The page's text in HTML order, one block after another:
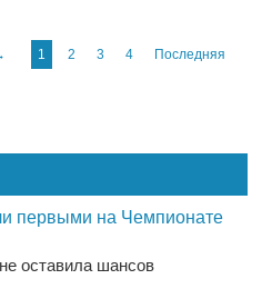
1 2 3 4
Последняя
первыми на Чемпионате
оставила шансов